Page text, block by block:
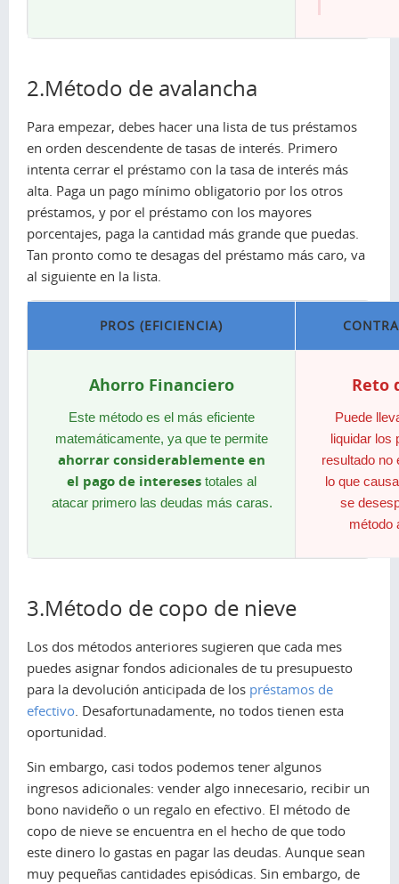
2.Método de avalancha
Para empezar, debes hacer una lista de tus préstamos
en orden descendente de tasas de interés. Primero
intenta cerrar el préstamo con la tasa de interés más
alta. Paga un pago mínimo obligatorio por los otros
préstamos, y por el préstamo con los mayores
porcentajes, paga la cantidad más grande que puedas.
Tan pronto como te desagas del préstamo más caro, va
al siguiente en la lista.
PROS (EFICIENCIA)
Ahorro Financiero
Este método es el más eficiente
matemáticamente, ya que te permite
ahorrar considerablemente en
el pago de intereses totales al
atacar primero las deudas más caras.
Reto
Puede
liquidar los
resultado no
lo que
se
método
3.Método de copo de nieve
Los dos métodos anteriores sugieren que cada mes
puedes asignar fondos adicionales de tu presupuesto
para la devolución anticipada de los préstamos de
efectivo . Desafortunadamente, no todos tienen esta
oportunidad.
Sin embargo, casi todos podemos tener algunos
ingresos adicionales: vender algo innecesario, recibir un
bono navideño o un regalo en efectivo. El método de
copo de nieve se encuentra en el hecho de que todo
este dinero lo gastas en pagar las deudas. Aunque sean
muy pequeñas cantidades episódicas. Sin embargo, de